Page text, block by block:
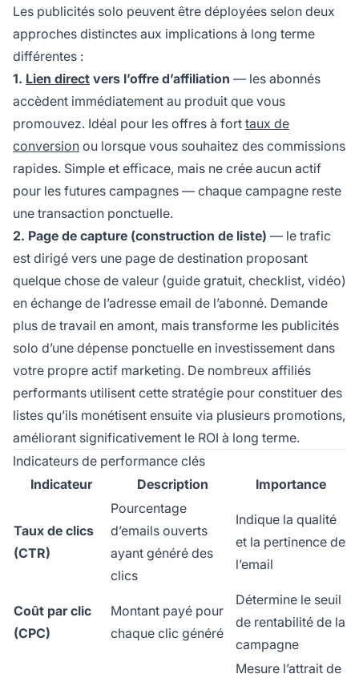
Les publicités solo peuvent être déployées selon deux
approches distinctes aux implications à long terme
différentes :
1. Lien direct vers l’offre d’affiliation — les abonnés
accèdent immédiatement au produit que vous
promouvez. Idéal pour les offres à fort taux de
conversion ou lorsque vous souhaitez des commissions
rapides. Simple et efficace, mais ne crée aucun actif
pour les futures campagnes — chaque campagne reste
une transaction ponctuelle.
2. Page de capture (construction de liste) — le trafic
est dirigé vers une page de destination proposant
quelque chose de valeur (guide gratuit, checklist, vidéo)
en échange de l’adresse email de l’abonné. Demande
plus de travail en amont, mais transforme les publicités
solo d’une dépense ponctuelle en investissement dans
votre propre actif marketing. De nombreux affiliés
performants utilisent cette stratégie pour constituer des
listes qu’ils monétisent ensuite via plusieurs promotions,
améliorant significativement le ROI à long terme.
Indicateurs de performance clés
Indicateur
Description Importance
Taux de clics
(CTR)
Pourcentage
d’emails ouverts
ayant généré des
clics
Indique la qualité
et la pertinence de
l’email
Coût par clic
(CPC)
Montant payé pour
chaque clic généré
Détermine le seuil
de rentabilité de la
campagne
Mesure l’attrait de